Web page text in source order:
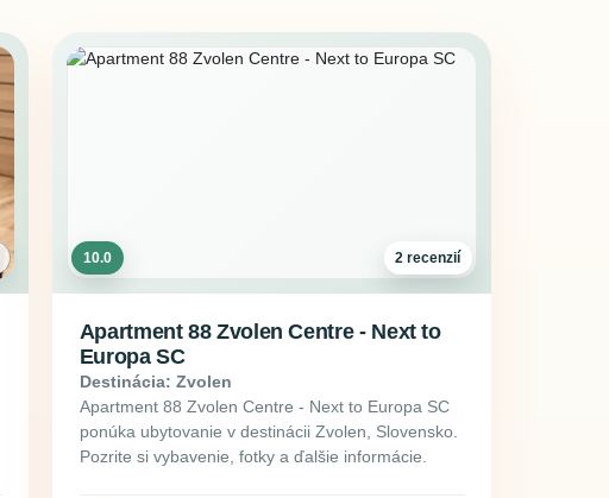
10.0 2 recenzií
Apartment 88 Zvolen Centre - Next to
Europa SC
Destinácia: Zvolen
Apartment 88 Zvolen Centre - Next to Europa SC
ponúka ubytovanie v destinácii Zvolen, Slovensko.
Pozrite si vybavenie, fotky a ďalšie informácie.